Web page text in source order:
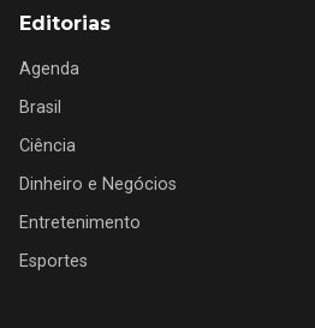
Editorias
Agenda
Brasil
Ciência
Dinheiro e Negócios
Entretenimento
Esportes